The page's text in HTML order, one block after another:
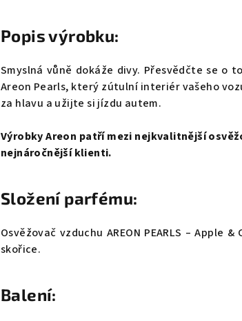
Popis výrobku:
Smyslná vůně dokáže divy. Přesvědčte se o
Areon Pearls, který zútulní interiér vašeho
za hlavu a užijte si jízdu autem.
Výrobky Areon patří mezi nejkvalitnější
nejnáročnější klienti.
Složení parfému:
Osvěžovač vzduchu AREON PEARLS – Apple
skořice.
Balení: